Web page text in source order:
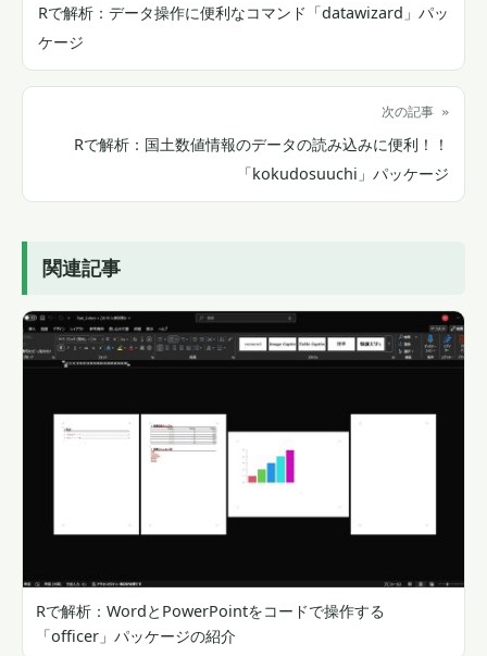
Rで解析：データ操作に便利なコマンド「datawizard」パッ
ケージ
次の記事 »
Rで解析：国土数値情報のデータの読み込みに便利！！
「kokudosuuchi」パッケージ
関連記事
Rで解析：WordとPowerPointをコードで操作する
「officer」パッケージの紹介